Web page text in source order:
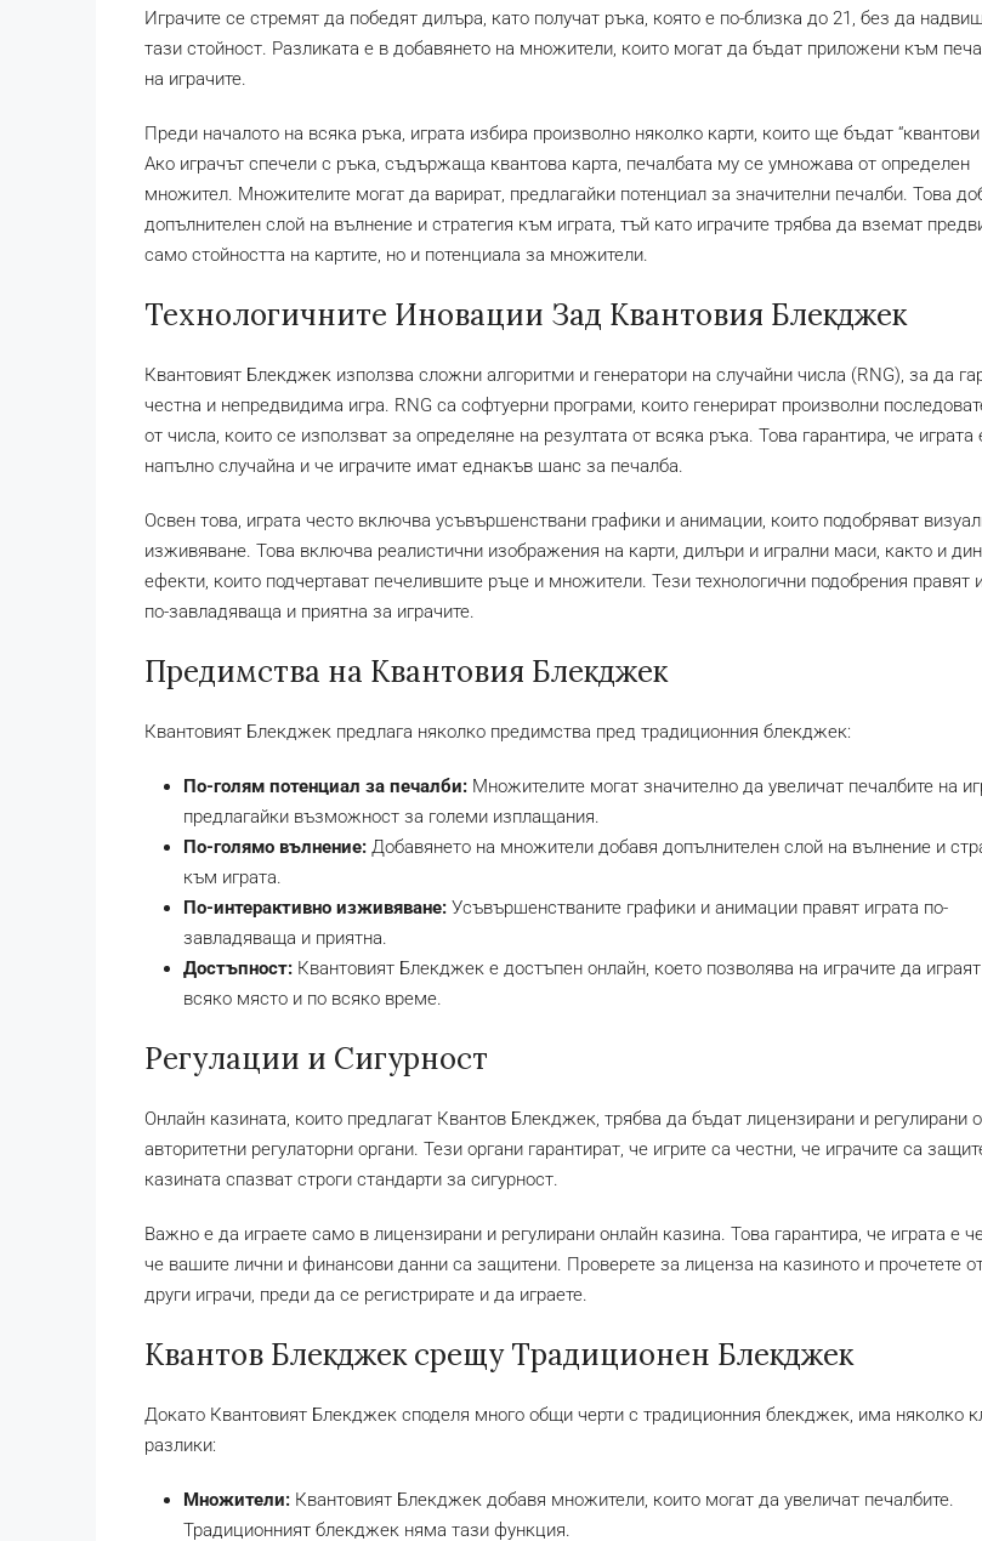
Играчите се стремят да победят дилъра, като получат ръка, която е по-близка до 21, без да
тази стойност. Разликата е в добавянето на множители, които могат да бъдат приложени към
на играчите.
Преди началото на всяка ръка, играта избира произволно няколко карти, които ще бъдат “квантови
Ако играчът спечели с ръка, съдържаща квантова карта, печалбата му се умножава от определен
множител. Множителите могат да варират, предлагайки потенциал за значителни печалби. Това
допълнителен слой на вълнение и стратегия към играта, тъй като играчите трябва да вземат
само стойността на картите, но и потенциала за множители.
Технологичните Иновации Зад Квантовия Блекджек
Квантовият Блекджек използва сложни алгоритми и генератори на случайни числа (RNG), за да
честна и непредвидима игра. RNG са софтуерни програми, които генерират произволни
от числа, които се използват за определяне на резултата от всяка ръка. Това гарантира, че играта
напълно случайна и че играчите имат еднакъв шанс за печалба.
Освен това, играта често включва усъвършенствани графики и анимации, които подобряват
изживяване. Това включва реалистични изображения на карти, дилъри и игрални маси, както и
ефекти, които подчертават печелившите ръце и множители. Тези технологични подобрения правят
по-завладяваща и приятна за играчите.
Предимства на Квантовия Блекджек
Квантовият Блекджек предлага няколко предимства пред традиционния блекджек:
По-голям потенциал за печалби: Множителите могат значително да увеличат печалбите на
предлагайки възможност за големи изплащания.
По-голямо вълнение: Добавянето на множители добавя допълнителен слой на вълнение и
към играта.
По-интерактивно изживяване: Усъвършенстваните графики и анимации правят играта по-
завладяваща и приятна.
Достъпност: Квантовият Блекджек е достъпен онлайн, което позволява на играчите да
всяко място и по всяко време.
Регулации и Сигурност
Онлайн казината, които предлагат Квантов Блекджек, трябва да бъдат лицензирани и регулирани
авторитетни регулаторни органи. Тези органи гарантират, че игрите са честни, че играчите са
казината спазват строги стандарти за сигурност.
Важно е да играете само в лицензирани и регулирани онлайн казина. Това гарантира, че играта е
че вашите лични и финансови данни са защитени. Проверете за лиценза на казиното и прочетете
други играчи, преди да се регистрирате и да играете.
Квантов Блекджек срещу Традиционен Блекджек
Докато Квантовият Блекджек споделя много общи черти с традиционния блекджек, има няколко
разлики:
Множители: Квантовият Блекджек добавя множители, които могат да увеличат печалбите.
Традиционният блекджек няма тази функция.